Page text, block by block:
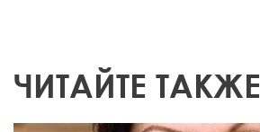
ЧИТАЙТЕ ТАКЖЕ